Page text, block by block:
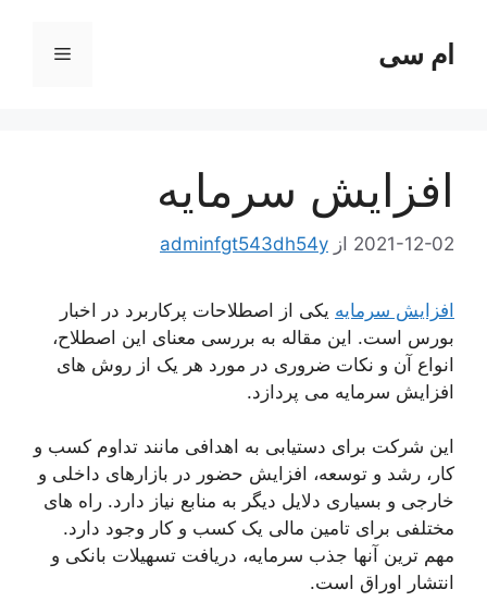
محتواام سی فهرست
افزایش سرمایه
2021-12-02 از adminfgt543dh54y
افزایش سرمایه یکی از اصطلاحات پرکاربرد در اخبار
بورس است. این مقاله به بررسی معنای این اصطلاح،
انواع آن و نکات ضروری در مورد هر یک از روش های
افزایش سرمایه می پردازد.
این شرکت برای دستیابی به اهدافی مانند تداوم کسب و
کار، رشد و توسعه، افزایش حضور در بازارهای داخلی و
خارجی و بسیاری دلایل دیگر به منابع نیاز دارد. راه های
مختلفی برای تامین مالی یک کسب و کار وجود دارد.
مهم ترین آنها جذب سرمایه، دریافت تسهیلات بانکی و
انتشار اوراق است.